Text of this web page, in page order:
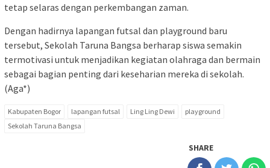
tetap selaras dengan perkembangan zaman.
Dengan hadirnya lapangan futsal dan playground baru
tersebut, Sekolah Taruna Bangsa berharap siswa semakin
termotivasi untuk menjadikan kegiatan olahraga dan bermain
sebagai bagian penting dari keseharian mereka di sekolah.
(Aga*)
Kabupaten Bogor lapangan futsal Ling Ling Dewi
playground
Sekolah Taruna Bangsa
SHARE